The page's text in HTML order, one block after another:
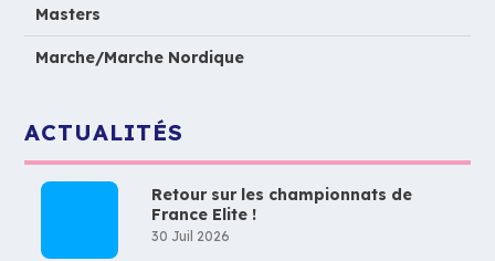
Masters
Marche/Marche Nordique
ACTUALITÉS
Retour sur les championnats de
France Elite !
30 Juil 2026